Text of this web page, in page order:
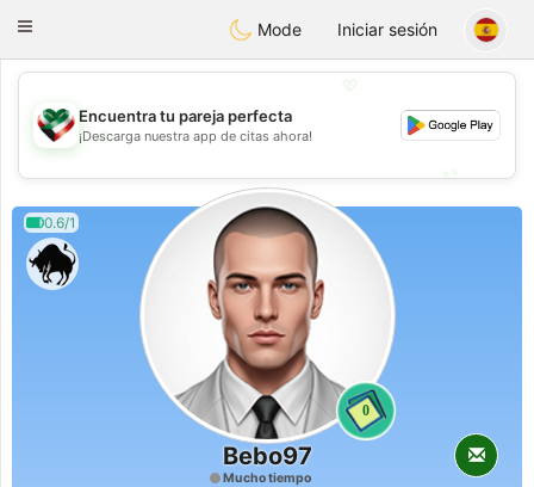
KuwaitChat
Toggle
Mode Iniciar sesión
💖
💕
Encuentra tu pareja perfecta
¡Descarga nuestra app de citas ahora!
0.6/1
0
Bebo97
Mucho tiempo